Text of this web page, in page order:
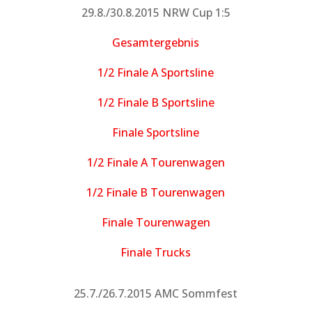
29.8./30.8.2015 NRW Cup 1:5
Gesamtergebnis
1/2 Finale A Sportsline
1/2 Finale B Sportsline
Finale Sportsline
1/2 Finale A Tourenwagen
1/2 Finale B Tourenwagen
Finale Tourenwagen
Finale Trucks
25.7./26.7.2015 AMC Sommfest